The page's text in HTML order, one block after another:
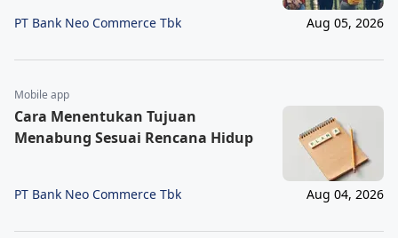
PT Bank Neo Commerce Tbk Aug 05, 2026
Mobile app
Cara Menentukan Tujuan
Menabung Sesuai Rencana Hidup
PT Bank Neo Commerce Tbk Aug 04, 2026